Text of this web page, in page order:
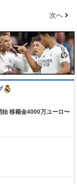
を知っていた
々は3日おきにプ
く必要がある。
楽しみ、次の試
イバルがより直
いたので、プレ
々はそれを十
ているが、それ
リティでもそ
に重要な選手
がある。
次へ
移籍金4000万ユーロ〜